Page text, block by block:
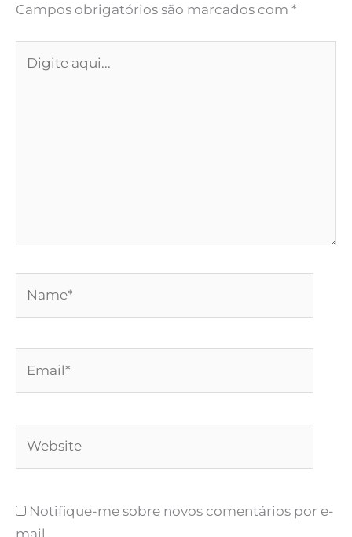
Campos obrigatórios são marcados com *
aqui...
Notifique-me sobre novos comentários por e-
mail.